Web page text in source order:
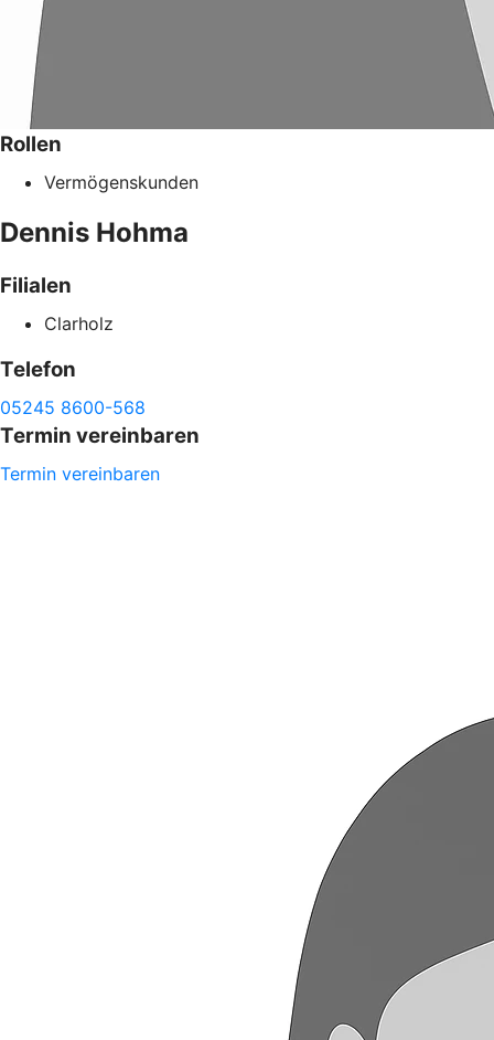
Rollen
Vermögenskunden
Dennis Hohma
Filialen
Clarholz
Telefon
05245 8600-568
Termin vereinbaren
Termin vereinbaren